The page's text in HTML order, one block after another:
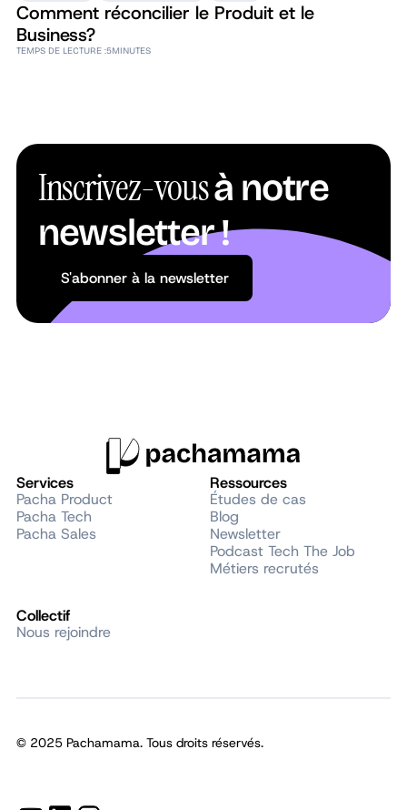
Comment réconcilier le Produit et le
Business?
TEMPS DE LECTURE :5MINUTES
Inscrivez-vousà notre
newsletter !
S'abonner à la newsletter
S'abonner à la newsletter
Services
Pacha Product
Pacha Tech
Pacha Sales
Ressources
Études de cas
Blog
Newsletter
Podcast Tech The Job
Métiers recrutés
Collectif
Nous rejoindre
© 2025 Pachamama. Tous droits réservés.